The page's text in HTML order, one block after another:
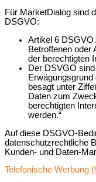
Für MarketDialog sind
DSGVO:
Artikel 6 DSGVO
Betroffenen oder
der berechtigten
Der DSVGO
Erwägungsgrund
besagt unter
Daten zum
berechtigten
werden.“
Auf diese DSGVO-
datenschutzrechtliche
Kunden- und Daten-
Telefonische Werbung